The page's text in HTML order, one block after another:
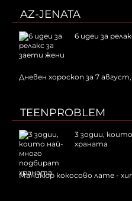
AZ-JENATA
6 идеи за
Дневен хороскоп за 7
TEENPROBLEM
3 зодии,
храната
Маникюр кокосово лате -